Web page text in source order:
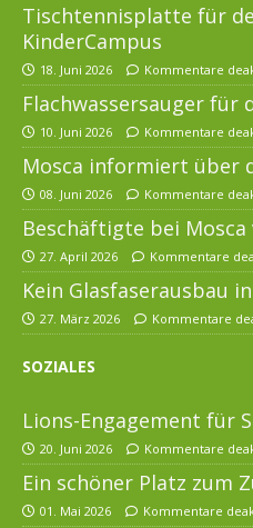
Tischtennisplatte für
KinderCampus
18. Juni 2026 Kommentare
Flachwassersauger für
10. Juni 2026 Kommentare
Mosca informiert über
08. Juni 2026 Kommentare
Beschäftigte bei
27. April 2026 Kommentare
Kein Glasfaserausbau
27. März 2026 Kommentare
SOZIALES
Lions-Engagement für
20. Juni 2026 Kommentare
Ein schöner Platz zum
01. Mai 2026 Kommentare